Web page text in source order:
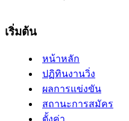
เริ่มต้น
หน้าหลัก
ปฏิทินงานวิ่ง
ผลการแข่งขัน
สถานะการสมัคร